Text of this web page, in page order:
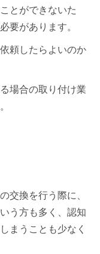
とができないた
要があります。
頼したらよいのか
場合の取り付け業
交換を行う際に、
う方も多く、認知
まうことも少なく